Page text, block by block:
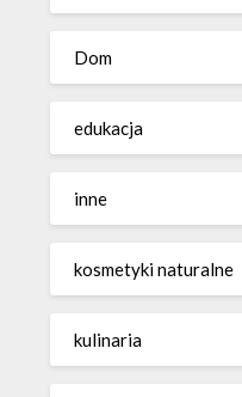
Dom
edukacja
inne
kosmetyki naturalne
kulinaria